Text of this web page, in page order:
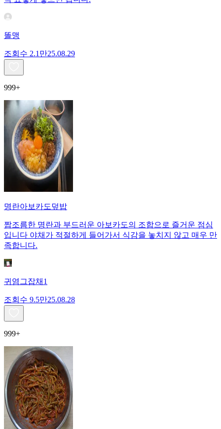
똘맹
조회수 2.1만25.08.29
999+
명란아보카도덮밥
짭조름한 명란과 부드러운 아보카도의 조합으로 즐거운 점심
입니다 야채가 적절하게 들어가서 식감을 놓치지 않고 매우 만
족합니다.
귀염그잡채1
조회수 9.5만25.08.28
999+